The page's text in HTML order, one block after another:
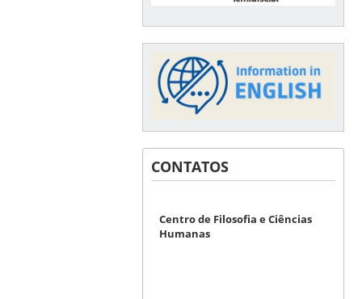
CONTATOS
Centro de Filosofia e Ciências
Humanas